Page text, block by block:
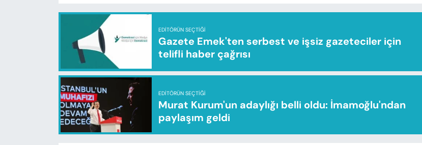
EDITÖRÜN SEÇTIĞI
Gazete Emek'ten serbest ve işsiz gazeteciler için
telifli haber çağrısı
EDITÖRÜN SEÇTIĞI
Murat Kurum'un adaylığı belli oldu: İmamoğlu'ndan
paylaşım geldi